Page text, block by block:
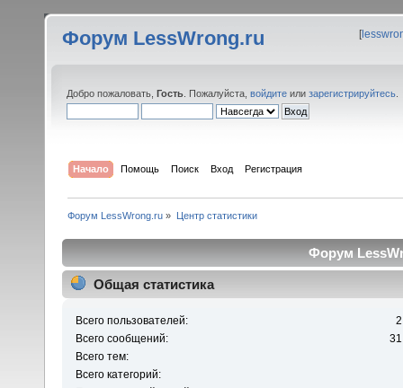
Форум LessWrong.ru [
Добро пожаловать, Гость . Пожалуйста, войдите или зарегистрируйтесь
Начало Помощь Поиск Вход Регистрация
Форум LessWrong.ru » Центр статистики
Форум
Общая статистика
Всего пользователей:
Всего сообщений:
Всего тем:
Всего категорий: